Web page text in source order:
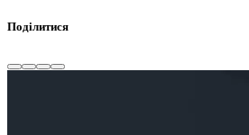
Поділитися